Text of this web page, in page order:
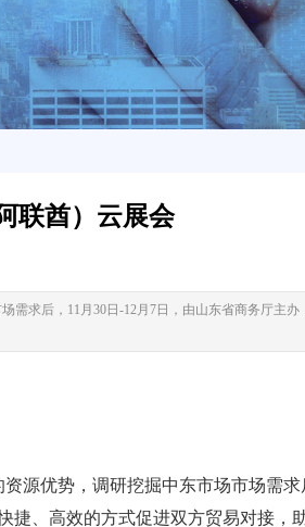
联酋）云展会
求后，11月30日-12月7日，由山东省商务厅主
优势，调研挖掘中东市场市场需求
、高效的方式促进双方贸易对接，